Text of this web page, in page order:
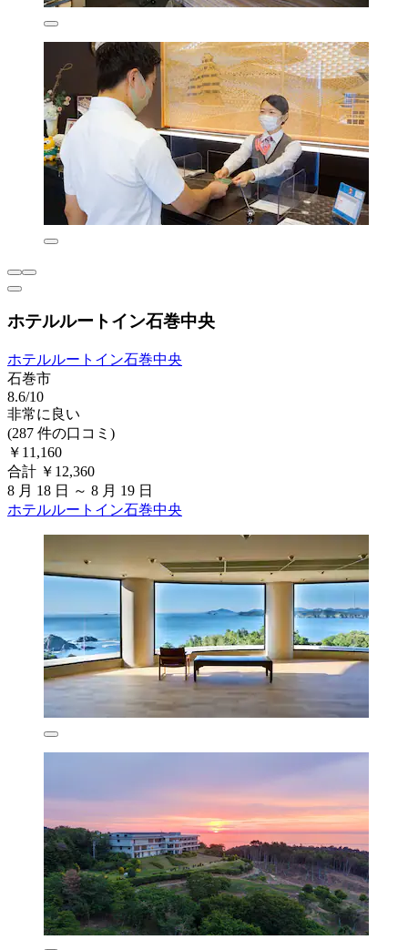
ホテルルートイン石巻中央
ホテルルートイン石巻中央
石巻市
8.6/10
非常に良い
(287 件の口コミ)
￥11,160
合計 ￥12,360
8 月 18 日 ～ 8 月 19 日
ホテルルートイン石巻中央